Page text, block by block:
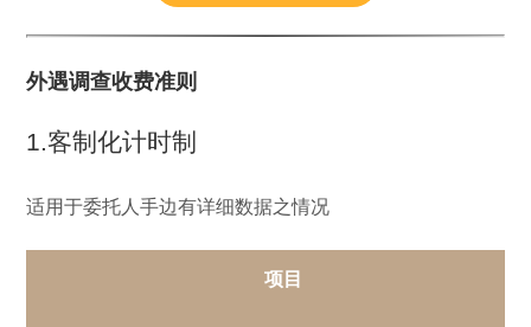
外遇调查收费准则
1.客制化计时制
适用于委托人手边有详细数据之情况
项目